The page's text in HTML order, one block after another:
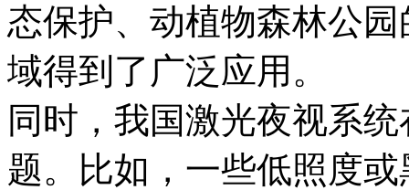
态保护、动植物森林公
域得到了广泛应用。
同时，我国激光夜视系
题。比如，一些低照度